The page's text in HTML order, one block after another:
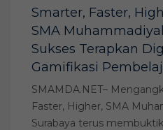
Smarter, Faster,
SMA
Sukses Terapkan
Gamifikasi
SMAMDA.NET–
Faster, Higher, SMA
Surabaya terus